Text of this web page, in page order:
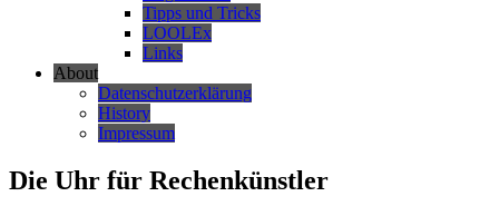
Tipps und Tricks
LOOLEx
Links
About
Datenschutzerklärung
History
Impressum
Die Uhr für Rechenkünstler